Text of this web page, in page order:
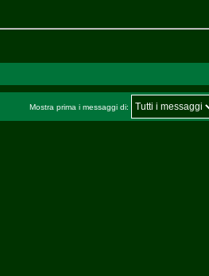
Mostra prima i messaggi di: